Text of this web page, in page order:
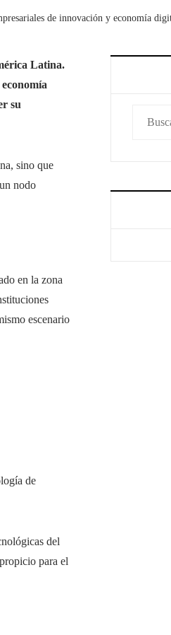
de innovación y economía
Latina.
su
sino que
nodo
en la zona
escenario
de
del
para el